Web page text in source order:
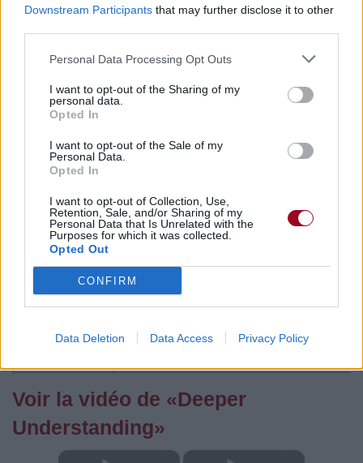
Downstream Participants that may further disclose it to other
Personal Data Processing Opt Outs
I want to opt-out of the Sharing of my
personal data.
Opted In
I want to opt-out of the Sale of my
Personal Data.
Opted In
I want to opt-out of Collection, Use,
Retention, Sale, and/or Sharing of my
Personal Data that Is Unrelated with the
Purposes for which it was collected.
Opted Out
CONFIRM
Data Deletion Data Access Privacy Policy
⇑
Paroles + Traduction Téléchargement
Vidéos
Commentaires
Pour prolonger le plaisir musical :
Vous aimez chanter, apprenez la guitare chez
Télécharger légalement les MP3 ou trouver le CD sur
Trouver des vinyles et des CD sur
Trouver un instrument de musique ou une partition au
meilleur prix sur
Paroles + Traduction Téléchargement
Vidéos
Voir la vidéo de «Deeper
Understanding»